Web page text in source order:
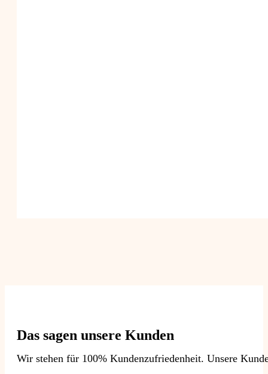
Das sagen unsere Kunden
Wir stehen für 100% Kundenzufriedenheit. Unsere